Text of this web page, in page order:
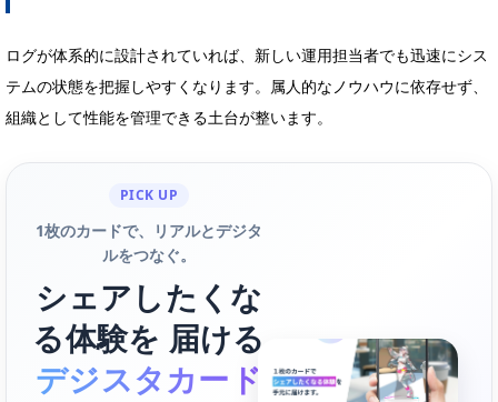
ログが体系的に設計されていれば、新しい運用担当者でも迅速にシス
テムの状態を把握しやすくなります。属人的なノウハウに依存せず、
組織として性能を管理できる土台が整います。
PICK UP
1枚のカードで、リアルとデジタ
ルをつなぐ。
シェアしたくな
る体験を 届ける
デジスタカード